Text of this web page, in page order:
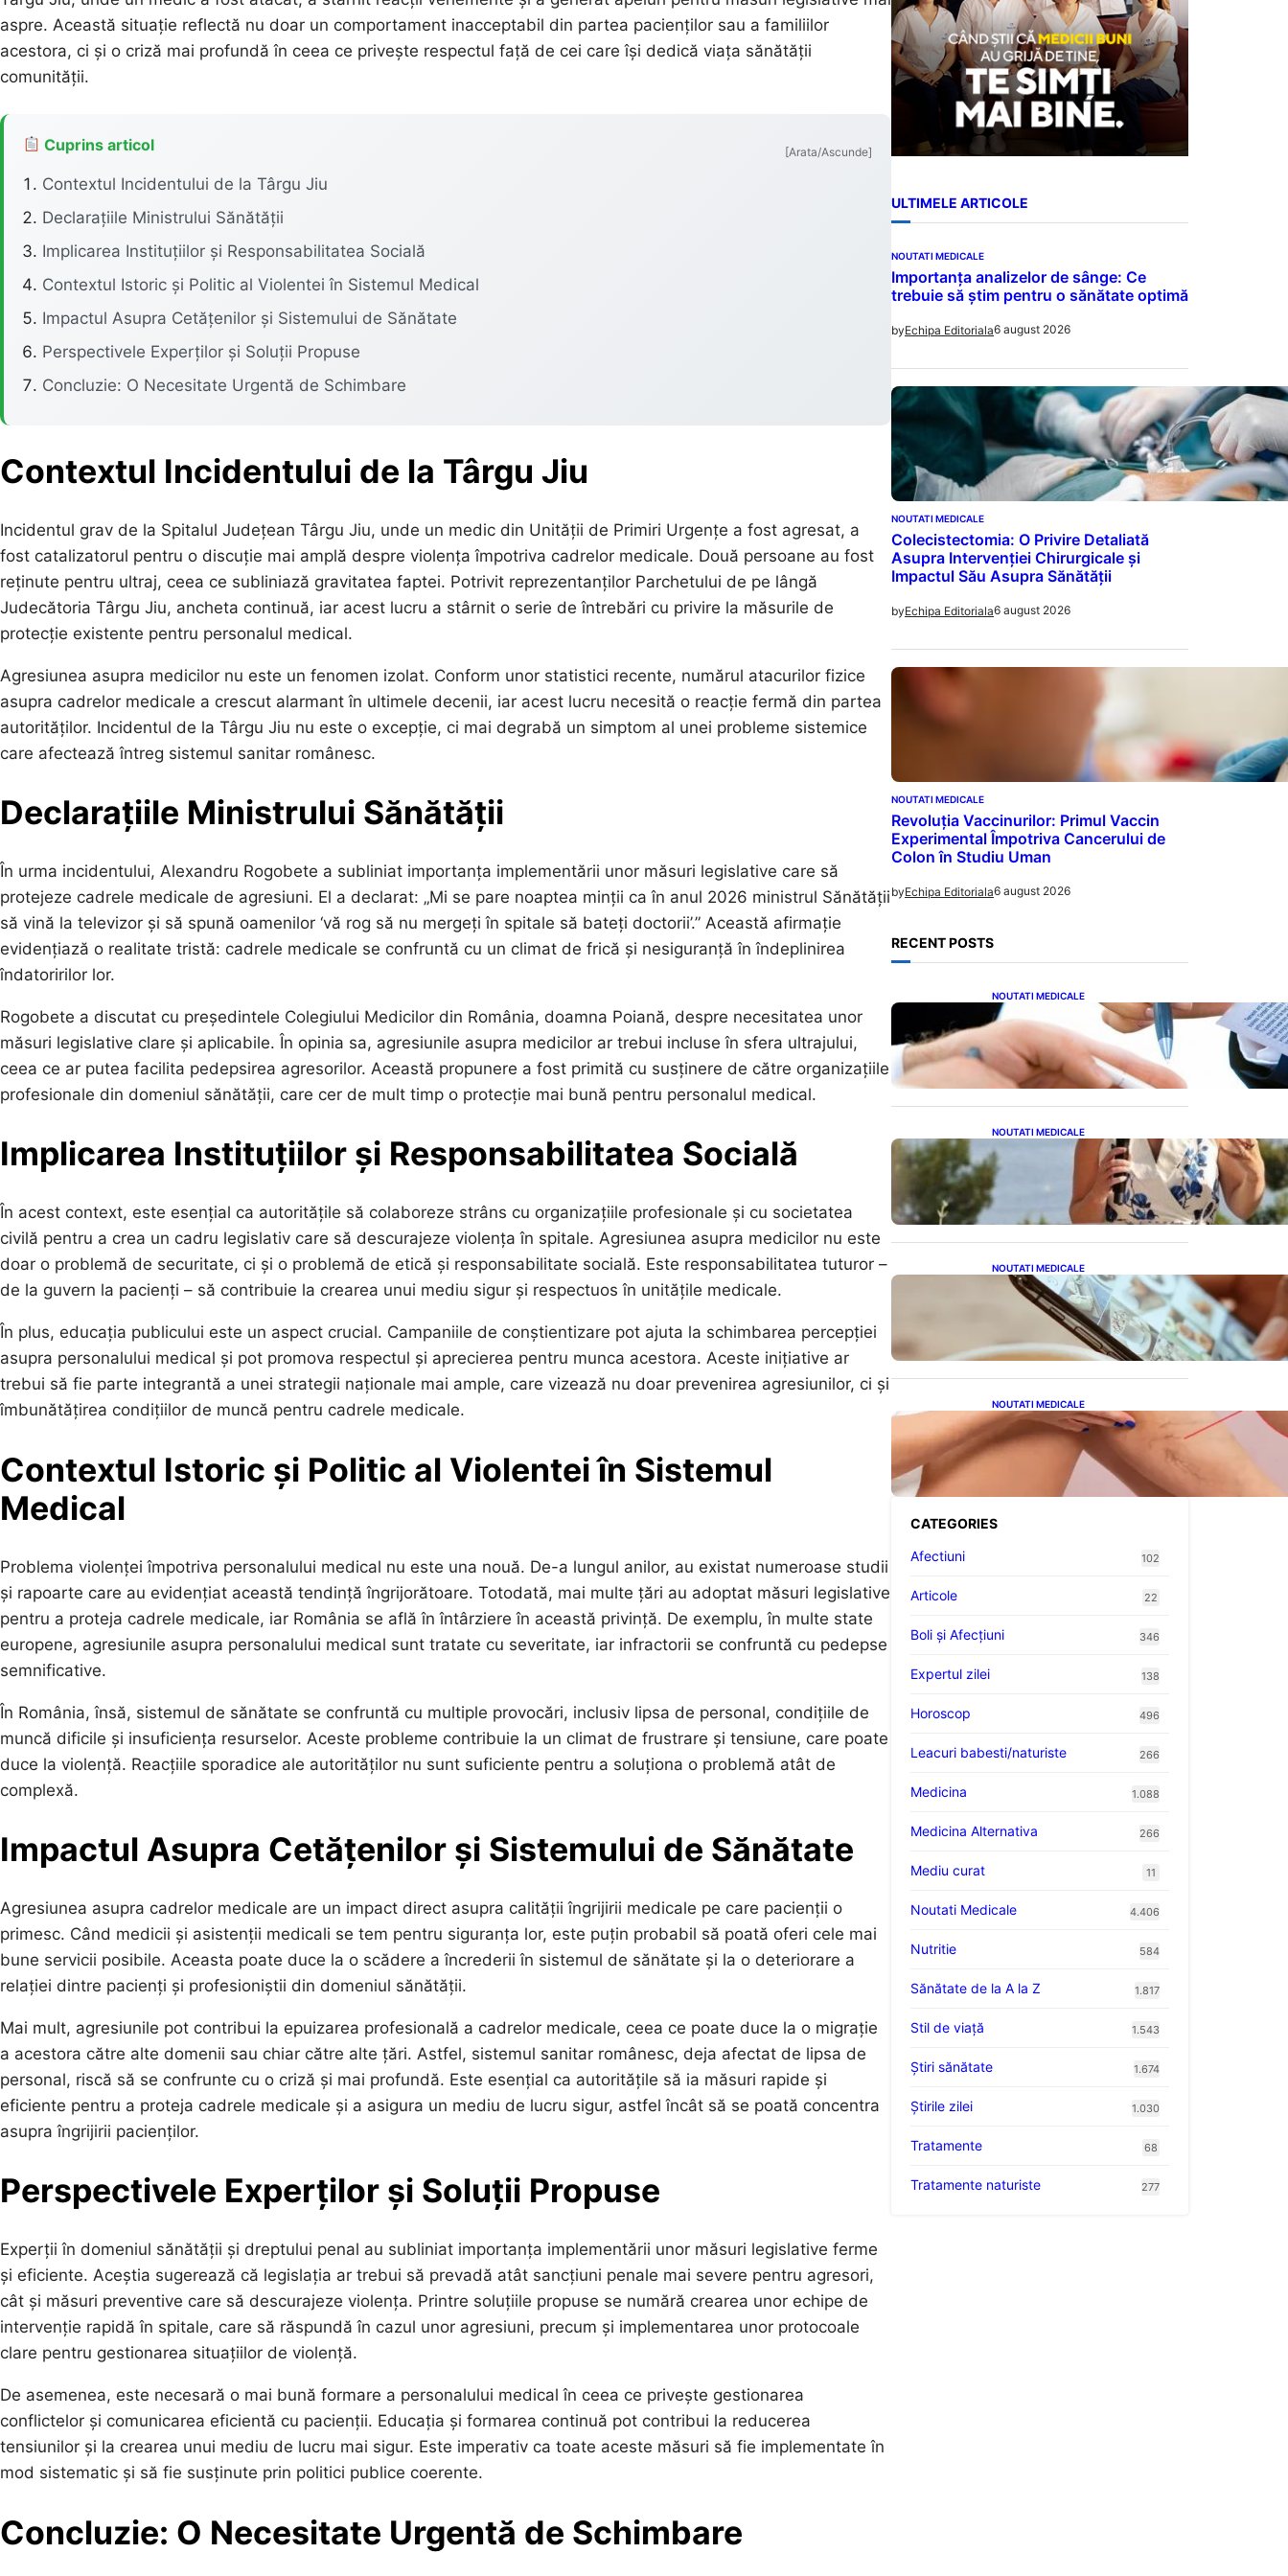
aspre. Această situație reflectă nu doar un comportament inacceptabil din partea pacienților sau a familiilor
acestora, ci și o criză mai profundă în ceea ce privește respectul față de cei care își dedică viața sănătății
comunității.
Cuprins articol [Arata/Ascunde]
Contextul Incidentului de la Târgu Jiu
Declarațiile Ministrului Sănătății
Implicarea Instituțiilor și Responsabilitatea Socială
Contextul Istoric și Politic al Violentei în Sistemul Medical
Impactul Asupra Cetățenilor și Sistemului de Sănătate
Perspectivele Experților și Soluții Propuse
Concluzie: O Necesitate Urgentă de Schimbare
Contextul Incidentului de la Târgu Jiu
Incidentul grav de la Spitalul Județean Târgu Jiu, unde un medic din Unității de Primiri Urgențe a fost agresat, a
fost catalizatorul pentru o discuție mai amplă despre violența împotriva cadrelor medicale. Două persoane au fost
reținute pentru ultraj, ceea ce subliniază gravitatea faptei. Potrivit reprezentanților Parchetului de pe lângă
Judecătoria Târgu Jiu, ancheta continuă, iar acest lucru a stârnit o serie de întrebări cu privire la măsurile de
protecție existente pentru personalul medical.
Agresiunea asupra medicilor nu este un fenomen izolat. Conform unor statistici recente, numărul atacurilor fizice
asupra cadrelor medicale a crescut alarmant în ultimele decenii, iar acest lucru necesită o reacție fermă din partea
autorităților. Incidentul de la Târgu Jiu nu este o excepție, ci mai degrabă un simptom al unei probleme sistemice
care afectează întreg sistemul sanitar românesc.
Declarațiile Ministrului Sănătății
În urma incidentului, Alexandru Rogobete a subliniat importanța implementării unor măsuri legislative care să
protejeze cadrele medicale de agresiuni. El a declarat: „Mi se pare noaptea minții ca în anul 2026 ministrul Sănătății
să vină la televizor și să spună oamenilor ‘vă rog să nu mergeți în spitale să bateți doctorii’.” Această afirmație
evidențiază o realitate tristă: cadrele medicale se confruntă cu un climat de frică și nesiguranță în îndeplinirea
îndatoririlor lor.
Rogobete a discutat cu președintele Colegiului Medicilor din România, doamna Poiană, despre necesitatea unor
măsuri legislative clare și aplicabile. În opinia sa, agresiunile asupra medicilor ar trebui incluse în sfera ultrajului,
ceea ce ar putea facilita pedepsirea agresorilor. Această propunere a fost primită cu susținere de către organizațiile
profesionale din domeniul sănătății, care cer de mult timp o protecție mai bună pentru personalul medical.
Implicarea Instituțiilor și Responsabilitatea Socială
În acest context, este esențial ca autoritățile să colaboreze strâns cu organizațiile profesionale și cu societatea
civilă pentru a crea un cadru legislativ care să descurajeze violența în spitale. Agresiunea asupra medicilor nu este
doar o problemă de securitate, ci și o problemă de etică și responsabilitate socială. Este responsabilitatea tuturor –
de la guvern la pacienți – să contribuie la crearea unui mediu sigur și respectuos în unitățile medicale.
În plus, educația publicului este un aspect crucial. Campaniile de conștientizare pot ajuta la schimbarea percepției
asupra personalului medical și pot promova respectul și aprecierea pentru munca acestora. Aceste inițiative ar
trebui să fie parte integrantă a unei strategii naționale mai ample, care vizează nu doar prevenirea agresiunilor, ci și
îmbunătățirea condițiilor de muncă pentru cadrele medicale.
Contextul Istoric și Politic al Violentei în Sistemul
Medical
Problema violenței împotriva personalului medical nu este una nouă. De-a lungul anilor, au existat numeroase studii
și rapoarte care au evidențiat această tendință îngrijorătoare. Totodată, mai multe țări au adoptat măsuri legislative
pentru a proteja cadrele medicale, iar România se află în întârziere în această privință. De exemplu, în multe state
europene, agresiunile asupra personalului medical sunt tratate cu severitate, iar infractorii se confruntă cu pedepse
semnificative.
În România, însă, sistemul de sănătate se confruntă cu multiple provocări, inclusiv lipsa de personal, condițiile de
muncă dificile și insuficiența resurselor. Aceste probleme contribuie la un climat de frustrare și tensiune, care poate
duce la violență. Reacțiile sporadice ale autorităților nu sunt suficiente pentru a soluționa o problemă atât de
complexă.
Impactul Asupra Cetățenilor și Sistemului de Sănătate
Agresiunea asupra cadrelor medicale are un impact direct asupra calității îngrijirii medicale pe care pacienții o
primesc. Când medicii și asistenții medicali se tem pentru siguranța lor, este puțin probabil să poată oferi cele mai
bune servicii posibile. Aceasta poate duce la o scădere a încrederii în sistemul de sănătate și la o deteriorare a
relației dintre pacienți și profesioniștii din domeniul sănătății.
Mai mult, agresiunile pot contribui la epuizarea profesională a cadrelor medicale, ceea ce poate duce la o migrație
a acestora către alte domenii sau chiar către alte țări. Astfel, sistemul sanitar românesc, deja afectat de lipsa de
personal, riscă să se confrunte cu o criză și mai profundă. Este esențial ca autoritățile să ia măsuri rapide și
eficiente pentru a proteja cadrele medicale și a asigura un mediu de lucru sigur, astfel încât să se poată concentra
asupra îngrijirii pacienților.
Perspectivele Experților și Soluții Propuse
Experții în domeniul sănătății și dreptului penal au subliniat importanța implementării unor măsuri legislative ferme
și eficiente. Aceștia sugerează că legislația ar trebui să prevadă atât sancțiuni penale mai severe pentru agresori,
cât și măsuri preventive care să descurajeze violența. Printre soluțiile propuse se numără crearea unor echipe de
intervenție rapidă în spitale, care să răspundă în cazul unor agresiuni, precum și implementarea unor protocoale
clare pentru gestionarea situațiilor de violență.
De asemenea, este necesară o mai bună formare a personalului medical în ceea ce privește gestionarea
conflictelor și comunicarea eficientă cu pacienții. Educația și formarea continuă pot contribui la reducerea
tensiunilor și la crearea unui mediu de lucru mai sigur. Este imperativ ca toate aceste măsuri să fie implementate în
mod sistematic și să fie susținute prin politici publice coerente.
Concluzie: O Necesitate Urgentă de Schimbare
ULTIMELE ARTICOLE
NOUTATI MEDICALE
Importanța analizelor de sânge: Ce
trebuie să știm pentru o sănătate optimă
byEchipa Editoriala6 august 2026
NOUTATI MEDICALE
Colecistectomia: O Privire Detaliată
Asupra Intervenției Chirurgicale și
Impactul Său Asupra Sănătății
byEchipa Editoriala6 august 2026
NOUTATI MEDICALE
Revoluția Vaccinurilor: Primul Vaccin
Experimental Împotriva Cancerului de
Colon în Studiu Uman
byEchipa Editoriala6 august 2026
RECENT POSTS
NOUTATI MEDICALE
Acordul României cu Banca
Mondială: O Analiză
Detaliată a Împrumutului și
Condițiilor Impuse
NOUTATI MEDICALE
Nașterea prințesei Eugenie
la Lisabona: O alegere plină
de semnificație pentru
familia regală britanică
NOUTATI MEDICALE
Revoluția Bateriilor pentru
Telefoane: Avantaje,
Provocări și Viitorul
Tehnologiei Energetice
NOUTATI MEDICALE
Varicele și Umflarea
Picioarelor pe Caniculă:
Înțelegerea Simptomelor și
Măsurilor de Prevenție
CATEGORIES
Afectiuni
102
Articole 22
Boli și Afecțiuni 346
Expertul zilei 138
Horoscop 496
Leacuri babesti/naturiste 266
Medicina 1.088
Medicina Alternativa 266
Mediu curat 11
Noutati Medicale 4.406
Nutritie 584
Sănătate de la A la Z 1.817
Stil de viaţă 1.543
Ştiri sănătate 1.674
Știrile zilei 1.030
Tratamente 68
Tratamente naturiste 277